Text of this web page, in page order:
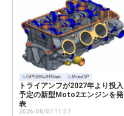
GP/SBK/JRR/etc MotoGP
トライアンフが2027年より投入
予定の新型Moto2エンジンを発
表
2026/08/07 11:57